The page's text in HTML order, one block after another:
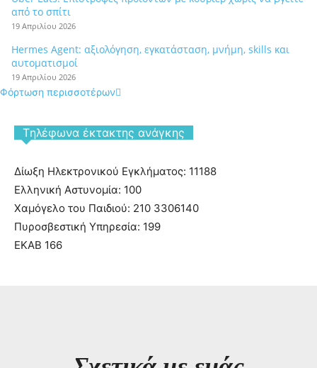
από το σπίτι
19 Απριλίου 2026
Hermes Agent: αξιολόγηση, εγκατάσταση, μνήμη, skills και
αυτοματισμοί
19 Απριλίου 2026
Φόρτωση περισσοτέρων
Tηλέφωνα έκτακτης ανάγκης
Δίωξη Ηλεκτρονικού Εγκλήματος: 11188
Ελληνική Αστυνομία: 100
Χαμόγελο του Παιδιού: 210 3306140
Πυροσβεστική Υπηρεσία: 199
ΕΚΑΒ 166